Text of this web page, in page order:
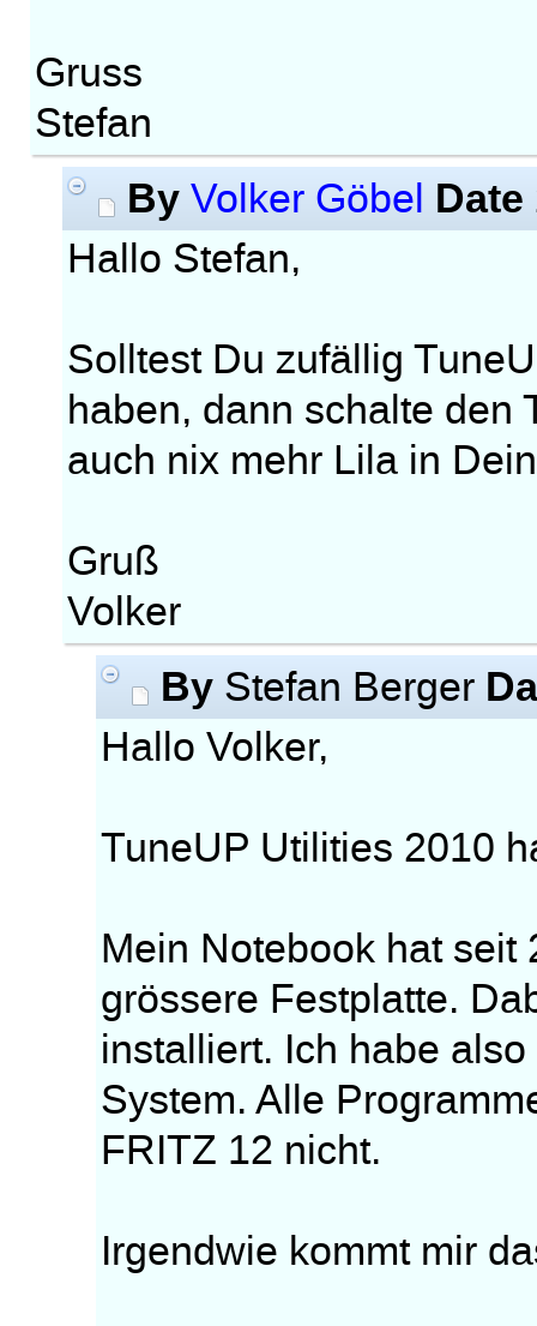
Gruss
Stefan
By Volker Göbel Date
Hallo Stefan,
Solltest Du zufällig
haben, dann schalte den
auch nix mehr Lila in
Gruß
Volker
By Stefan Berger
Hallo Volker,
TuneUP Utilities 2010
Mein Notebook hat seit
grössere Festplatte.
installiert. Ich habe
System. Alle
FRITZ 12 nicht.
Irgendwie kommt mir